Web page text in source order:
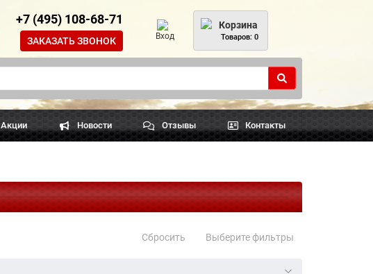
+7 (495) 108-68-71
ЗАКАЗАТЬ ЗВОНОК Вход
Корзина
Товаров: 0
Акции Новости Отзывы Контакты
Сбросить Выберите фильтры